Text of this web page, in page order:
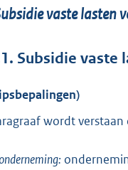
vaste lasten
Subsidie
wordt verstaan